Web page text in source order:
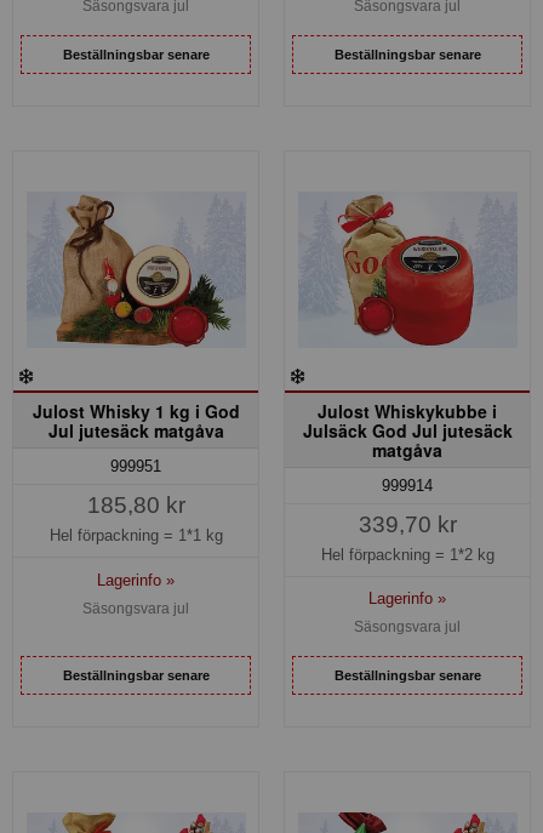
Säsongsvara jul
Beställningsbar senare
Säsongsvara jul
Beställningsbar senare
Julost Whisky 1 kg i God
Jul jutesäck matgåva
999951
185,80 kr
Hel förpackning = 1*1 kg
Lagerinfo »
Säsongsvara jul
Beställningsbar senare
Julost Whiskykubbe i
Julsäck God Jul jutesäck
matgåva
999914
339,70 kr
Hel förpackning = 1*2 kg
Lagerinfo »
Säsongsvara jul
Beställningsbar senare